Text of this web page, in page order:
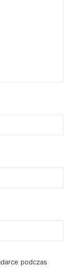
podczas